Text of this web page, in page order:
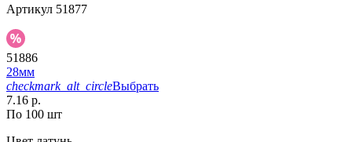
Артикул 51877
51886
28мм
checkmark_alt_circleВыбрать
7.16 р.
По 100 шт